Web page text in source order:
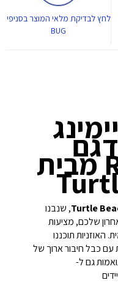
לחץלבדיקת מלאי המוצר בסניפי
BUG
RECON 70 מבית
, שנבנו
שלכם, מציעות
האוזניות תוכננו
עם כבל חיבור ארוך של
גם ל-